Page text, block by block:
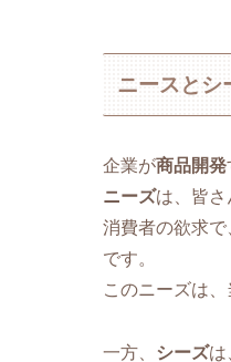
ニースとシ
企業が商品開発
ニーズは、皆さ
消費者の欲求で
です。
このニーズは
一方、 シーズは